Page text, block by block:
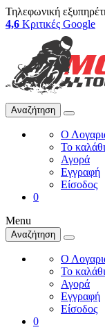
Τηλεφωνική
4,6 Κριτικές Google
Αναζήτηση
Ο
Το
Αγορά
Εγγραφή
Είσοδος
0
Menu
Αναζήτηση
Ο
Το
Αγορά
Εγγραφή
Είσοδος
0